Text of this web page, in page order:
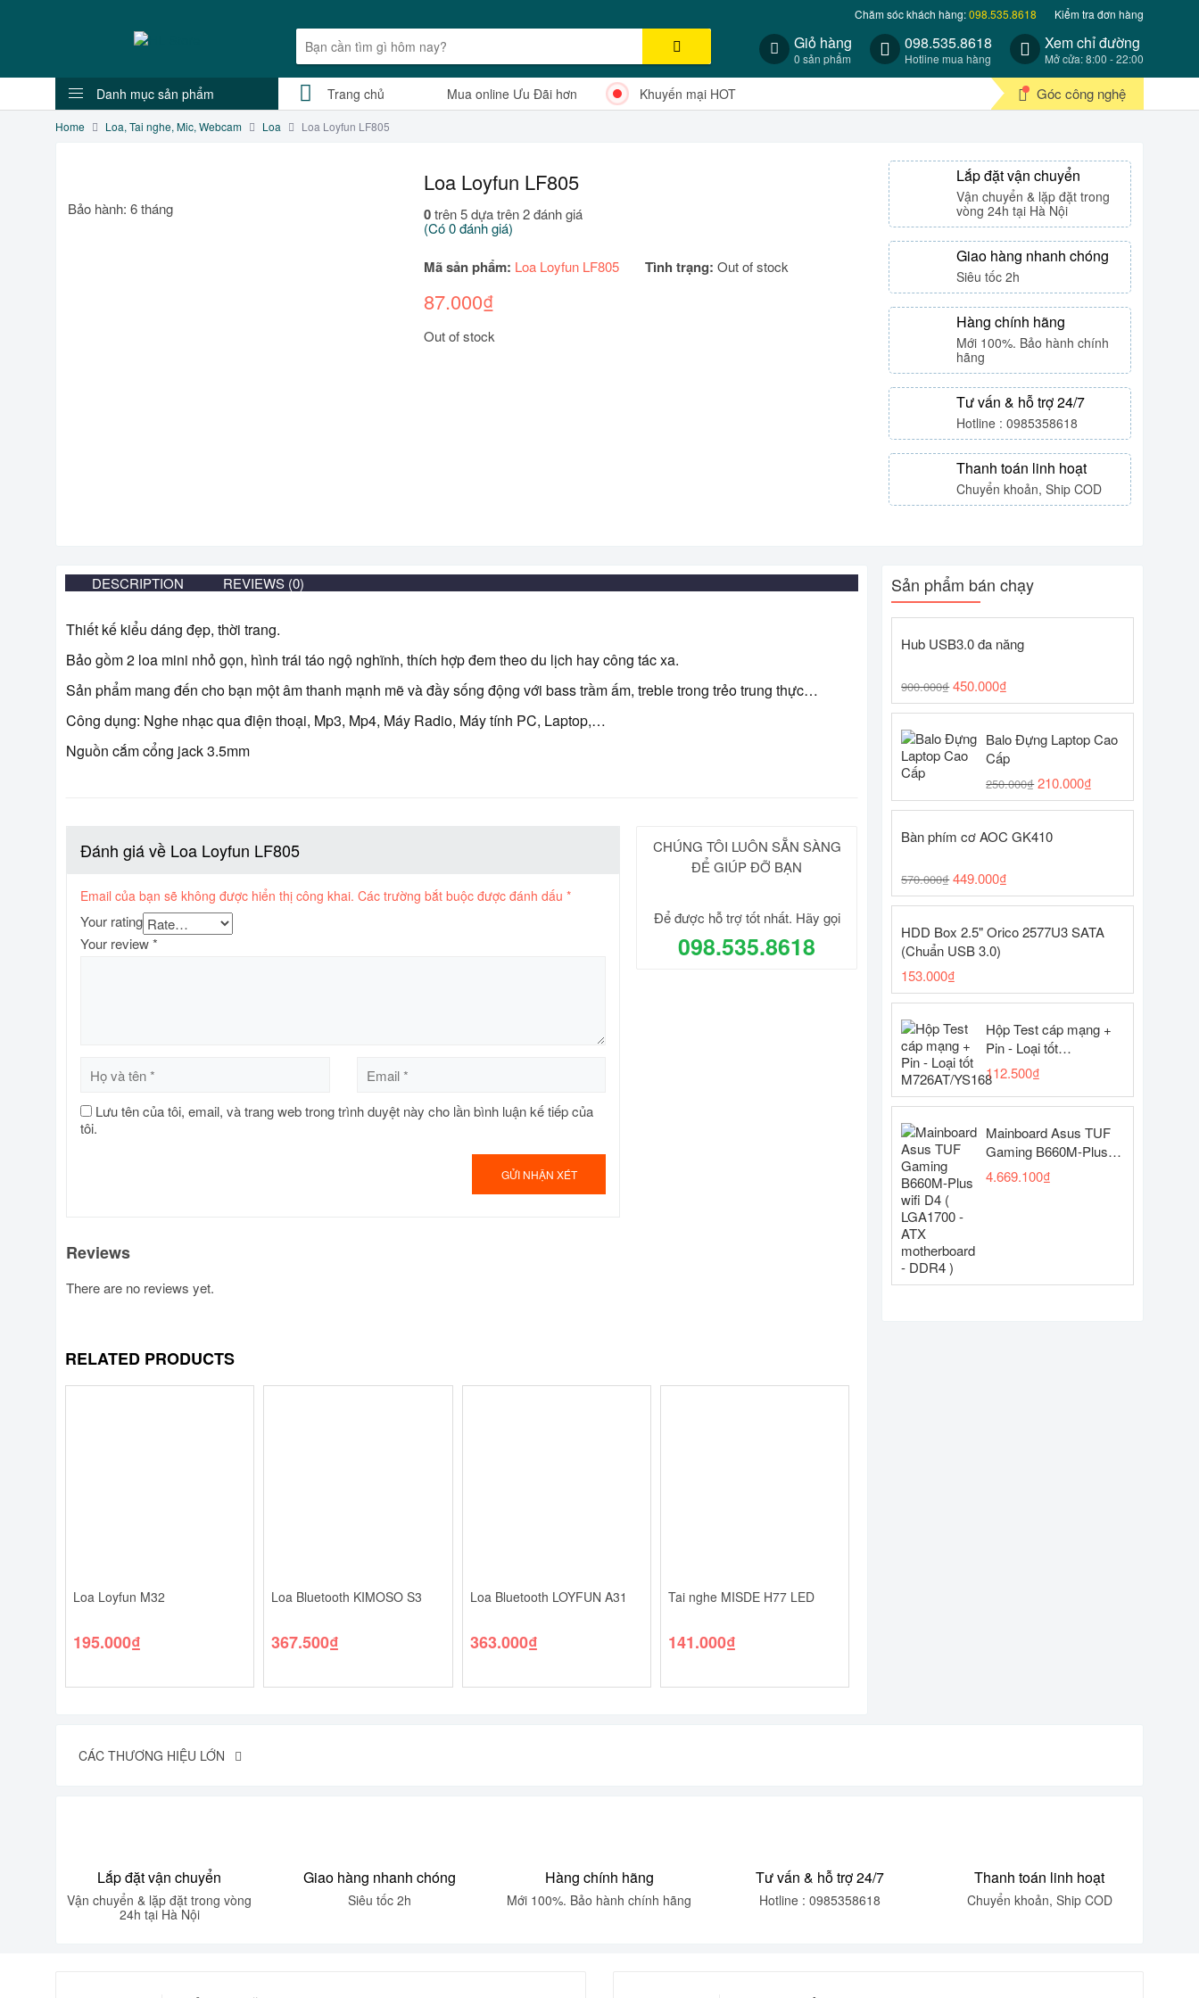
Chăm sóc khách hàng:098.535.8618 Kiểm tra đơn hàng
Giỏ hàng
0 sản phẩm
098.535.8618
Hotline mua hàng
Xem chỉ đường
Mở cửa: 8:00 - 22:00
Danh mục sản phẩm Trang chủ Mua online Ưu Đãi hơn Khuyến mại HOT Góc công nghệ
Home Loa, Tai nghe, Mic, Webcam Loa Loa Loyfun LF805
Bảo hành: 6 tháng
Loa Loyfun LF805
0trên 5 dựa trên2đánh giá
(Có0đánh giá)
Mã sản phẩm: Loa Loyfun LF805 Tình trạng: Out of stock
87.000₫
Out of stock
Lắp đặt vận chuyển
Vận chuyển & lặp đặt trong
vòng 24h tại Hà Nội
Giao hàng nhanh chóng
Siêu tốc 2h
Hàng chính hãng
Mới 100%. Bảo hành chính
hãng
Tư vấn & hỗ trợ 24/7
Hotline : 0985358618
Thanh toán linh hoạt
Chuyển khoản, Ship COD
DESCRIPTION REVIEWS (0)
Thiết kế kiểu dáng đẹp, thời trang.
Bảo gồm 2 loa mini nhỏ gọn, hình trái táo ngộ nghĩnh, thích hợp đem theo du lịch hay công tác xa.
Sản phẩm mang đến cho bạn một âm thanh mạnh mẽ và đầy sống động với bass trầm ấm, treble trong trẻo trung thực…
Công dụng: Nghe nhạc qua điện thoại, Mp3, Mp4, Máy Radio, Máy tính PC, Laptop,…
Nguồn cắm cổng jack 3.5mm
Đánh giá về Loa Loyfun LF805
Email của bạn sẽ không được hiển thị công khai. Các trường bắt buộc được đánh dấu *
Your rating
Your review*
Lưu tên của tôi, email, và trang web trong trình duyệt này cho lần bình luận kế tiếp của
tôi.
Reviews
There are no reviews yet.
CHÚNG TÔI LUÔN SẴN SÀNG
ĐỂ GIÚP ĐỠ BẠN
Để được hỗ trợ tốt nhất. Hãy gọi
098.535.8618
RELATED PRODUCTS
Loa Loyfun M32
195.000₫
Loa Bluetooth KIMOSO S3
367.500₫
Loa Bluetooth LOYFUN A31
363.000₫
Tai nghe MISDE H77 LED
141.000₫
Sản phẩm bán chạy
Hub USB3.0 đa năng
900.000₫ 450.000₫
Balo Đựng Laptop Cao
Cấp
250.000₫ 210.000₫
Bàn phím cơ AOC GK410
570.000₫ 449.000₫
HDD Box 2.5" Orico 2577U3 SATA
(Chuẩn USB 3.0)
153.000₫
Hộp Test cáp mạng +
Pin - Loại tốt
M726AT/YS168
112.500₫
Mainboard Asus TUF
Gaming B660M-Plus
wifi D4 ( LGA1700 -
ATX motherboard -
4.669.100₫
CÁC THƯƠNG HIỆU LỚN
Lắp đặt vận chuyển
Vận chuyển & lặp đặt trong vòng
24h tại Hà Nội
Giao hàng nhanh chóng
Siêu tốc 2h
Hàng chính hãng
Mới 100%. Bảo hành chính hãng
Tư vấn & hỗ trợ 24/7
Hotline : 0985358618
Thanh toán linh hoạt
Chuyển khoản, Ship COD